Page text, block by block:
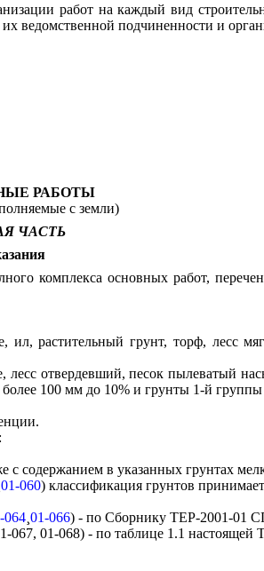
работ на каждый вид
ведомственной подчиненности и
РАБОТЫ
с земли)
ЧАСТЬ
комплекса основных работ,
растительный грунт, торф, лесс
отвердевший, песок пылеватый
100 мм до 10% и грунты 1-й
содержанием в указанных грунтах
01-060) классификация грунтов
064¸ 01-066) - по Сборнику ТЕР-2001-01
01-068) - по таблице 1.1 настоящей